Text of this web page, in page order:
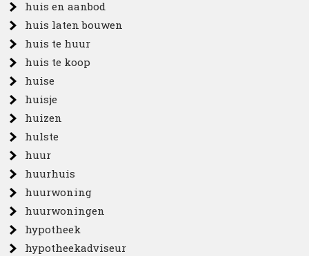
huis en aanbod
huis laten bouwen
huis te huur
huis te koop
huise
huisje
huizen
hulste
huur
huurhuis
huurwoning
huurwoningen
hypotheek
hypotheekadviseur